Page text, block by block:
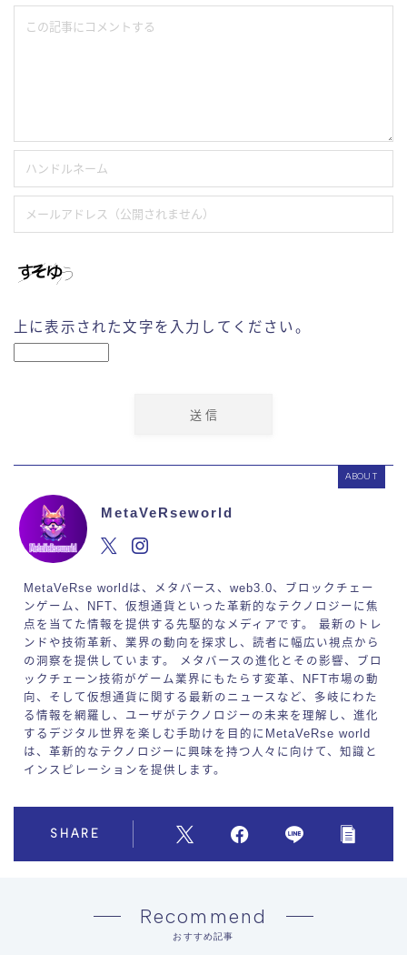
上に表示された文字を入力してください。
ABOUT
MetaVeRseworld
MetaVeRse worldは、メタバース、web3.0、ブロックチェー
ンゲーム、NFT、仮想通貨といった革新的なテクノロジーに焦
点を当てた情報を提供する先駆的なメディアです。 最新のトレ
ンドや技術革新、業界の動向を探求し、読者に幅広い視点から
の洞察を提供しています。 メタバースの進化とその影響、ブロ
ックチェーン技術がゲーム業界にもたらす変革、NFT市場の動
向、そして仮想通貨に関する最新のニュースなど、多岐にわた
る情報を網羅し、ユーザがテクノロジーの未来を理解し、進化
するデジタル世界を楽しむ手助けを目的にMetaVeRse world
は、革新的なテクノロジーに興味を持つ人々に向けて、知識と
インスピレーションを提供します。
SHARE
Recommend
おすすめ記事